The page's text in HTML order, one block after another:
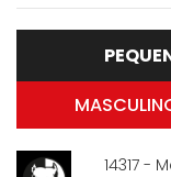
14317 -